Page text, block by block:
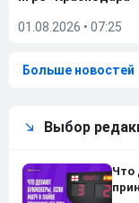
01.08.2026 • 07:25
Больше новостей
Выбор
Что